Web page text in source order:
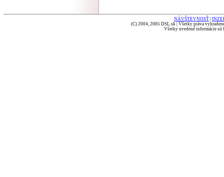
NÁVŠTEVNOSŤ
(C) 2004, 2005 DSL.sk | Všetky práva
Všetky uvedené informácie sú